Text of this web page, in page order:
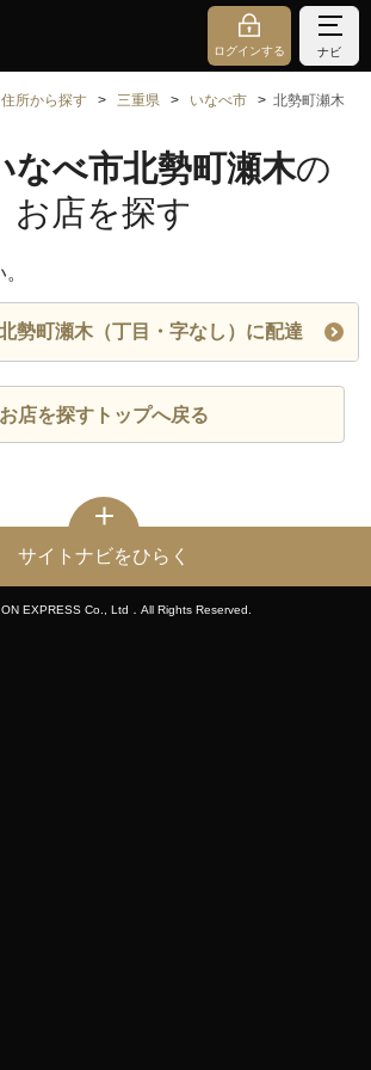
ログインする ナビ
住所から探す 三重県 いなべ市 北勢町瀬木
なべ市北勢町瀬木の
お店を探す
勢町瀬木（丁目・字なし）に配達
お店を探すトップへ戻る
サイトナビをひらく
EXPRESS Co., Ltd．All Rights Reserved.